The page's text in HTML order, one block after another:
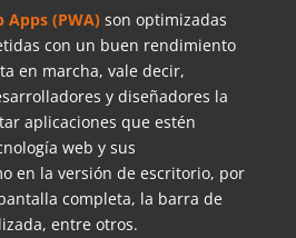
Apps (PWA)son optimizadas
con un buen rendimiento
en marcha, vale decir,
y diseñadores la
aplicaciones que estén
web y sus
en la versión de escritorio, por
completa, la barra de
entre otros.